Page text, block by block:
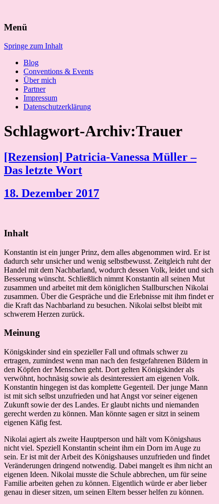
nach:
Menü
Springe zum Inhalt
Blog
Conventions & Events
Über mich
Partner
Impressum
Datenschutzerklärung
Schlagwort-Archiv:Trauer
[Rezension] Patricia-Vanessa Müller –
Das letzte Wort
18. Dezember 2017
Inhalt
Konstantin ist ein junger Prinz, dem alles abgenommen wird. Er ist
dadurch sehr unsicher und wenig selbstbewusst. Zeitgleich ruht der
Handel mit dem Nachbarland, wodurch dessen Volk, leidet und sich
Besserung wünscht. Schließlich nimmt Konstantin all seinen Mut
zusammen und arbeitet mit dem königlichen Stallburschen Nikolai
zusammen. Über die Gespräche und die Erlebnisse mit ihm findet er
die Kraft das Nachbarland zu besuchen. Nikolai selbst bleibt mit
schwerem Herzen zurück.
Meinung
Königskinder sind ein spezieller Fall und oftmals schwer zu
ertragen, zumindest wenn man nach den festgefahrenen Bildern in
den Köpfen der Menschen geht. Dort gelten Königskinder als
verwöhnt, hochnäsig sowie als desinteressiert am eigenen Volk.
Konstantin hingegen ist das komplette Gegenteil. Der junge Mann
ist mit sich selbst unzufrieden und hat Angst vor seiner eigenen
Zukunft sowie der des Landes. Er glaubt nichts und niemanden
gerecht werden zu können. Man könnte sagen er sitzt in seinem
eigenen Käfig fest.
Nikolai agiert als zweite Hauptperson und hält vom Königshaus
nicht viel. Speziell Konstantin scheint ihm ein Dorn im Auge zu
sein. Er ist mit der Arbeit des Königshauses unzufrieden und findet
Veränderungen dringend notwendig. Dabei mangelt es ihm nicht an
eigenen Ideen. Nikolai musste die Schule abbrechen, um für seine
Familie arbeiten gehen zu können. Eigentlich würde er aber lieber
genau in dieser sitzen, um seinen Eltern besser helfen zu können.